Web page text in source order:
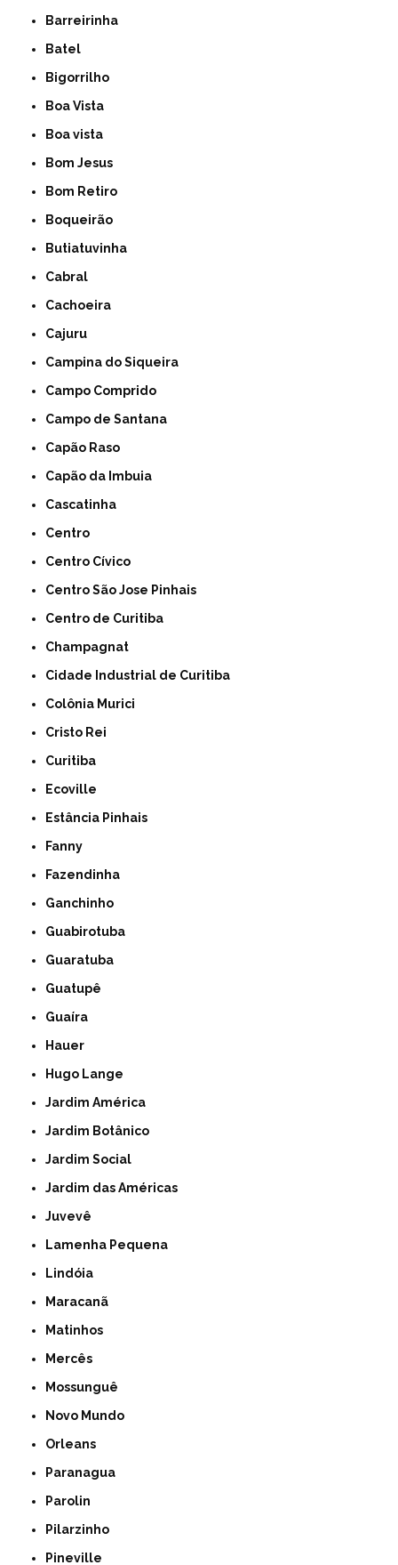
Barreirinha
Batel
Bigorrilho
Boa Vista
Boa vista
Bom Jesus
Bom Retiro
Boqueirão
Butiatuvinha
Cabral
Cachoeira
Cajuru
Campina do Siqueira
Campo Comprido
Campo de Santana
Capão Raso
Capão da Imbuia
Cascatinha
Centro
Centro Cívico
Centro São Jose Pinhais
Centro de Curitiba
Champagnat
Cidade Industrial de Curitiba
Colônia Murici
Cristo Rei
Curitiba
Ecoville
Estância Pinhais
Fanny
Fazendinha
Ganchinho
Guabirotuba
Guaratuba
Guatupê
Guaíra
Hauer
Hugo Lange
Jardim América
Jardim Botânico
Jardim Social
Jardim das Américas
Juvevê
Lamenha Pequena
Lindóia
Maracanã
Matinhos
Mercês
Mossunguê
Novo Mundo
Orleans
Paranagua
Parolin
Pilarzinho
Pineville